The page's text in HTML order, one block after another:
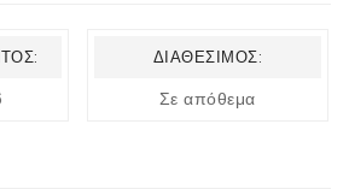
ΔΙΑΘΈΣΙΜΟΣ:
Σε απόθεμα